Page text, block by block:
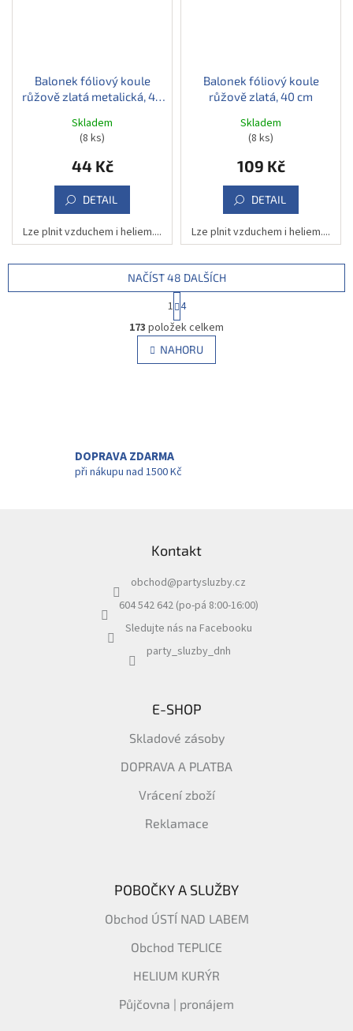
Balonek fóliový koule
růžově zlatá metalická, 40
Skladem
(8 ks)
44 Kč
DETAIL
Lze plnit vzduchem i heliem....
Balonek fóliový koule
růžově zlatá, 40 cm
Skladem
(8 ks)
109 Kč
DETAIL
Lze plnit vzduchem i heliem....
O
v
l
á
v
p
i
u
NAČÍST 48 DALŠÍCH
t
r
á
n
k
1 4
173 položek celkem
NAHORU
DOPRAVA ZDARMA
při nákupu nad 1500 Kč
Kontakt
obchod@partysluzby.cz
604 542 642 (po-pá 8:00-16:00)
Sledujte nás na Facebooku
party_sluzby_dnh
E-SHOP
Skladové zásoby
DOPRAVA A PLATBA
Vrácení zboží
Reklamace
POBOČKY A SLUŽBY
Obchod ÚSTÍ NAD LABEM
Obchod TEPLICE
HELIUM KURÝR
Půjčovna | pronájem